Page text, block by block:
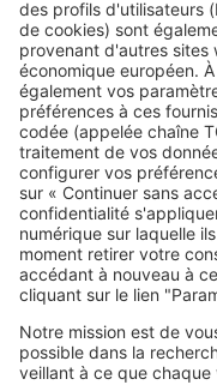
Image
SeLoger c'est aussi